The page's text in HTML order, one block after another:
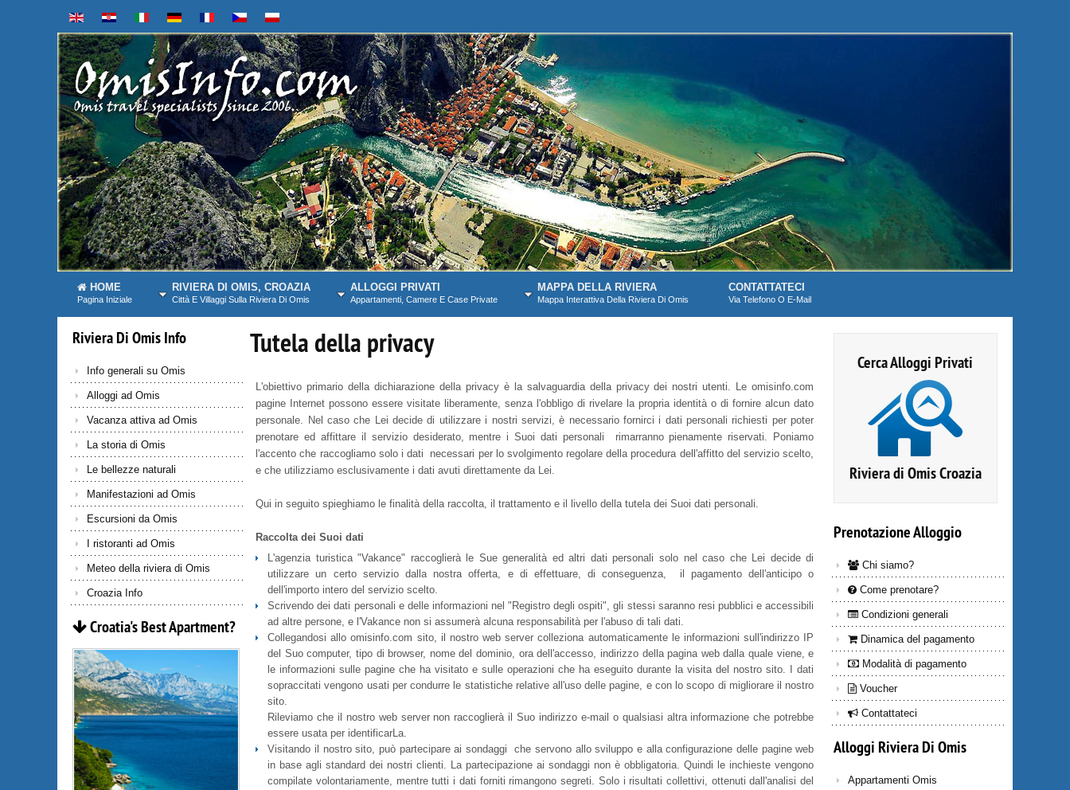
HOME
Pagina Iniziale
RIVIERA DI OMIS, CROAZIA
Città E Villaggi Sulla Riviera Di Omis
ALLOGGI PRIVATI
Appartamenti, Camere E Case Private
MAPPA DELLA RIVIERA
Mappa Interattiva Della Riviera Di Omis
CONTATTATECI
Via Telefono O E-Mail
RivieraDiOmisInfo
Info generali su Omis
Alloggi ad Omis
Vacanza attiva ad Omis
La storia di Omis
Le bellezze naturali
Manifestazioni ad Omis
Escursioni da Omis
I ristoranti ad Omis
Meteo della riviera di Omis
Croazia Info
Croatia'sBestApartment?
Tutela della privacy
L'obiettivo primario della dichiarazione della privacy è la salvaguardia della privacy dei nostri utenti. Le omisinfo.com
pagine Internet possono essere visitate liberamente, senza l'obbligo di rivelare la propria identità o di fornire alcun dato
personale. Nel caso che Lei decide di utilizzare i nostri servizi, è necessario fornirci i dati personali richiesti per poter
prenotare ed affittare il servizio desiderato, mentre i Suoi dati personali rimarranno pienamente riservati. Poniamo
l'accento che raccogliamo solo i dati necessari per lo svolgimento regolare della procedura dell'affitto del servizio scelto,
e che utilizziamo esclusivamente i dati avuti direttamente da Lei.
Qui in seguito spieghiamo le finalità della raccolta, il trattamento e il livello della tutela dei Suoi dati personali.
Raccolta dei Suoi dati
L'agenzia turistica "Vakance" raccoglierà le Sue generalità ed altri dati personali solo nel caso che Lei decide di
utilizzare un certo servizio dalla nostra offerta, e di effettuare, di conseguenza, il pagamento dell'anticipo o
dell'importo intero del servizio scelto.
Scrivendo dei dati personali e delle informazioni nel "Registro degli ospiti", gli stessi saranno resi pubblici e accessibili
ad altre persone, e l'Vakance non si assumerà alcuna responsabilità per l'abuso di tali dati.
Collegandosi allo omisinfo.com sito, il nostro web server colleziona automaticamente le informazioni sull'indirizzo IP
del Suo computer, tipo di browser, nome del dominio, ora dell'accesso, indirizzo della pagina web dalla quale viene, e
le informazioni sulle pagine che ha visitato e sulle operazioni che ha eseguito durante la visita del nostro sito. I dati
sopraccitati vengono usati per condurre le statistiche relative all'uso delle pagine, e con lo scopo di migliorare il nostro
sito.
Rileviamo che il nostro web server non raccoglierà il Suo indirizzo e-mail o qualsiasi altra informazione che potrebbe
essere usata per identificarLa.
Visitando il nostro sito, può partecipare ai sondaggi che servono allo sviluppo e alla configurazione delle pagine web
in base agli standard dei nostri clienti. La partecipazione ai sondaggi non è obbligatoria. Quindi le inchieste vengono
compilate volontariamente, mentre tutti i dati forniti rimangono segreti. Solo i risultati collettivi, ottenuti dall'analisi del
Cerca Alloggi Privati
Riviera di Omis Croazia
PrenotazioneAlloggio
Chi siamo?
Come prenotare?
Condizioni generali
Dinamica del pagamento
Modalità di pagamento
Voucher
Contattateci
AlloggiRivieraDiOmis
Appartamenti Omis